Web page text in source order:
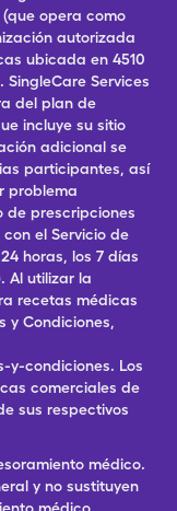
(que opera como
autorizada
ubicada en 4510
SingleCare Services
del plan de
incluye su sitio
adicional se
participantes, así
problema
de prescripciones
el Servicio de
horas, los 7 días
Al utilizar la
recetas médicas
y Condiciones,
y-condiciones. Los
comerciales de
sus respectivos
médico.
y no sustituyen